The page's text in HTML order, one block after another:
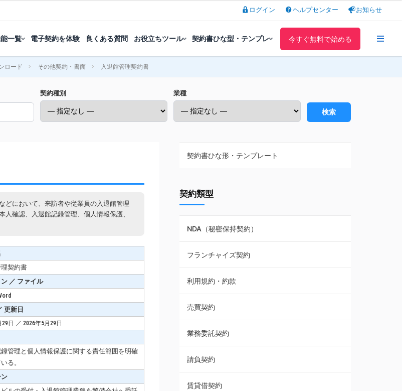
ログイン ヘルプセンター お知らせ
一覧 電子契約を体験 良くある質問 お役立ちツール 契約書ひな型・テンプレ 今すぐ無料で始める
ロード その他契約・書面 入退館管理契約書
契約種別 業種
検索
どにおいて、来訪者や従業員の入退館管理
確認、入退館記録管理、個人情報保護、
理契約書
／ ファイル
更新日
29日 ／ 2026年5月29日
録管理と個人情報保護に関する責任範囲を明確
る。
契約書ひな形・テンプレート
NDA（秘密保持契約）
業務委託契約
利用規約・約款
覚書・合意書・同意書
承諾書
雇用契約
その他契約・書面
契約類型
NDA（秘密保持契約）
フランチャイズ契約
利用規約・約款
売買契約
業務委託契約
請負契約
賃貸借契約